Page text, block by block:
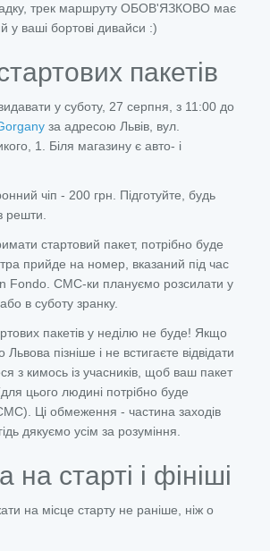
трек маршруту ОБОВ'ЯЗКОВО має
у ваші бортові дивайси :)
пакетів
у суботу, 27 серпня, з 11:00 до
за адресою Львів, вул.
1. Біля магазину є авто- і
чіп - 200 грн. Підготуйте, будь
решти.
стартовий пакет, потрібно буде
прийде на номер, вказаний під час
Fondo. СМС-ки плануємо розсилати у
в суботу зранку.
пакетів у неділю не буде! Якщо
пізніше і не встигаєте відвідати
з кимось із учасників, щоб ваш пакет
цього людині потрібно буде
Ці обмеження - частина заходів
дякуємо усім за розуміння.
на старті і фініші
на місце старту не раніше, ніж о